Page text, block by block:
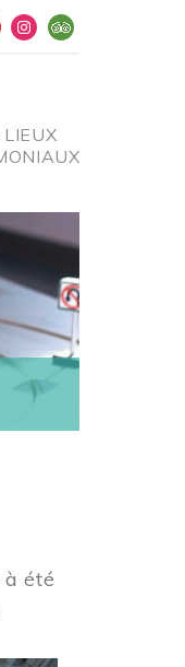
LIEUX
été